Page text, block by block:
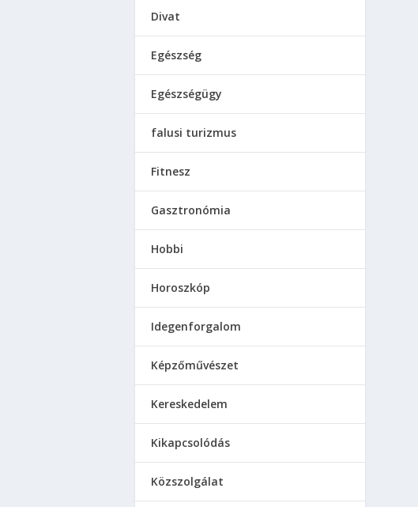
Divat
Egészség
Egészségügy
falusi turizmus
Fitnesz
Gasztronómia
Hobbi
Horoszkóp
Idegenforgalom
Képzőművészet
Kereskedelem
Kikapcsolódás
Közszolgálat